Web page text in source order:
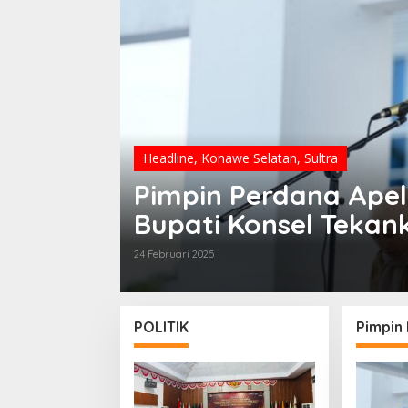
Headline, Konawe Selatan, Sultra
Pimpin Perdana
Bupati Konsel
24 Februari 2025
POLITIK Pimpin